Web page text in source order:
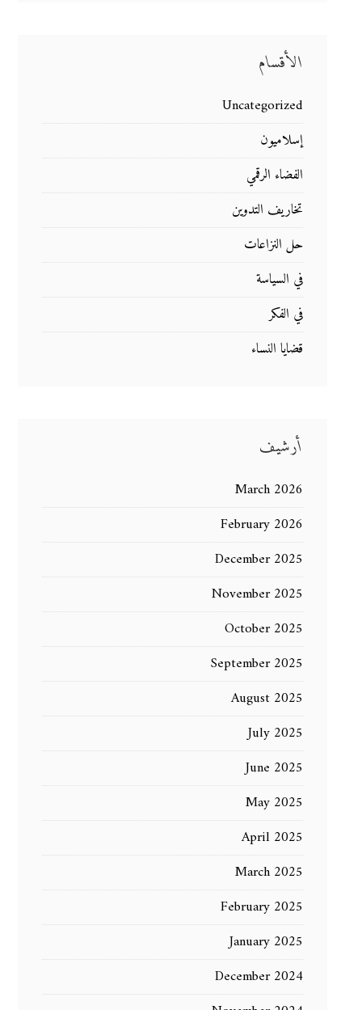
الأقسام
Uncategorized
إسلاميون
الفضاء الرقمي
تخاريف التدوين
حل النزاعات
في السياسة
في الفكر
قضايا النساء
أرشيف
March 2026
February 2026
December 2025
November 2025
October 2025
September 2025
August 2025
July 2025
June 2025
May 2025
April 2025
March 2025
February 2025
January 2025
December 2024